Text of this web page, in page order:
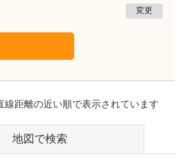
変更
線距離の近い順で表示されています
地図で検索
岡市葵区
クリニック
診療に対応されている中でも、特に力を
いる分野があれば教えてください。